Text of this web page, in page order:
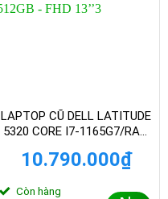
LAPTOP CŨ DELL LATITUDE
5320 CORE I7-1165G7/RAM
INCH
10.790.000₫
Còn hàng